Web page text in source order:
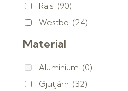
Rais (90)
Westbo (24)
Material
Aluminium (0)
Gjutjärn (32)